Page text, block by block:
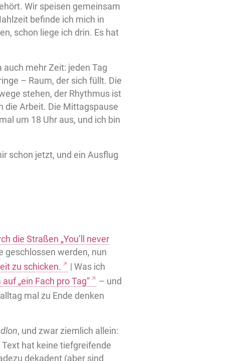
Wir speisen gemeinsam
befinde ich mich in
schon liege ich drin. Es hat
mehr Zeit: jeden Tag
– Raum, der sich füllt. Die
stehen, der Rhythmus ist
die Arbeit. Die Mittagspause
um 18 Uhr aus, und ich bin
schon jetzt, und ein Ausflug
die Straßen „You’ll never
geschlossen werden, nun
zu schicken.
| Was ich
„ein Fach pro Tag“
– und
mal zu Ende denken
, und zwar ziemlich allein:
hat keine tiefgreifende
dekadent (aber sind